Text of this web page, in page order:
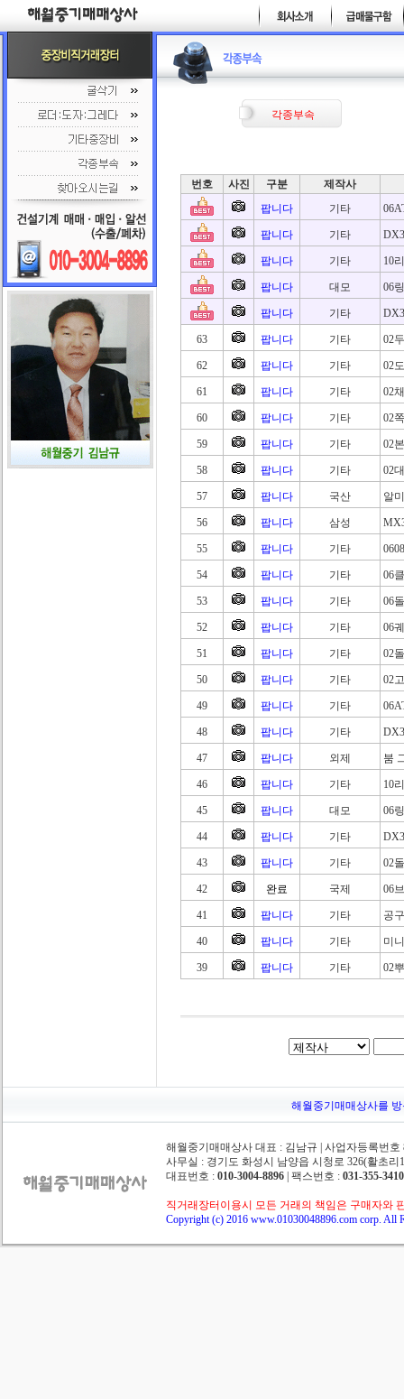
각종부속
번호 사진 구분
제작사
팝니다
기타
팝니다 기타
팝니다 기타 10
팝니다 대모 06
팝니다 기타
63 팝니다 기타 02
62 팝니다 기타 02
61 팝니다 기타 02
60 팝니다 기타 02
59 팝니다 기타 02
58 팝니다 기타 02
57 팝니다 국산 알
56 팝니다 삼성
55 팝니다 기타
54 팝니다 기타 06
53 팝니다 기타 06
52 팝니다 기타 06
51 팝니다 기타 02
50 팝니다 기타 02
49 팝니다 기타
48 팝니다 기타
47 팝니다 외제 붐
46 팝니다 기타 10
45 팝니다 대모 06
44 팝니다 기타
43 팝니다 기타 02
42 완료 국제 06
41 팝니다 기타 공
40 팝니다 기타 미
39 팝니다 기타 02
해월중기매매상사를
해월중기매매상사 대표 : 김남규 | 사업자등록번호
사무실 : 경기도 화성시 남양읍 시청로 326(활초
대표번호 : 010-3004-8896 | 팩스번호 : 031-355-3410
직거래장터이용시 모든 거래의 책임은 구매자와
Copyright (c) 2016 www.01030048896.com corp. All